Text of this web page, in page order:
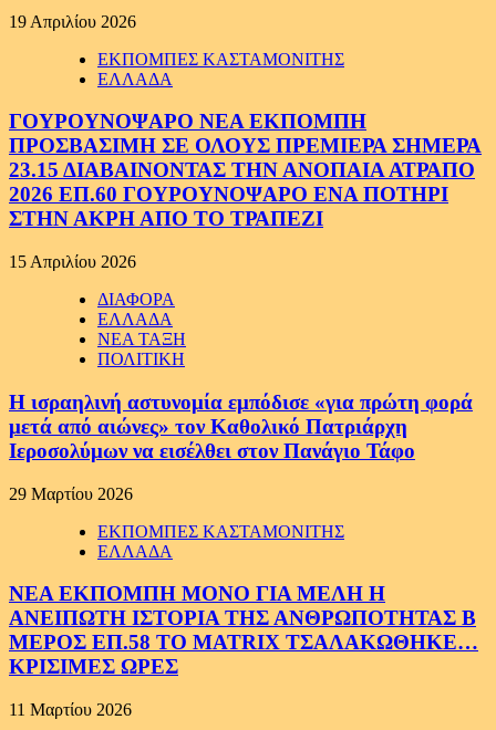
19 Απριλίου 2026
ΕΚΠΟΜΠΕΣ ΚΑΣΤΑΜΟΝΙΤΗΣ
ΕΛΛΑΔΑ
ΓΟΥΡΟΥΝΟΨΑΡΟ ΝΕΑ ΕΚΠΟΜΠΗ
ΠΡΟΣΒΑΣΙΜΗ ΣΕ ΟΛΟΥΣ ΠΡΕΜΙΕΡΑ ΣΗΜΕΡΑ
23.15 ΔΙΑΒΑΙΝΟΝΤΑΣ ΤΗΝ ΑΝΟΠΑΙΑ ΑΤΡΑΠΟ
2026 ΕΠ.60 ΓΟΥΡΟΥΝΟΨΑΡΟ ΕΝΑ ΠΟΤΗΡΙ
ΣΤΗΝ ΑΚΡΗ ΑΠΟ ΤΟ ΤΡΑΠΕΖΙ
15 Απριλίου 2026
ΔΙΑΦΟΡΑ
ΕΛΛΑΔΑ
ΝΕΑ ΤΑΞΗ
ΠΟΛΙΤΙΚΗ
Η ισραηλινή αστυνομία εμπόδισε «για πρώτη φορά
μετά από αιώνες» τον Καθολικό Πατριάρχη
Ιεροσολύμων να εισέλθει στον Πανάγιο Τάφο
29 Μαρτίου 2026
ΕΚΠΟΜΠΕΣ ΚΑΣΤΑΜΟΝΙΤΗΣ
ΕΛΛΑΔΑ
ΝΕΑ ΕΚΠΟΜΠΗ ΜΟΝΟ ΓΙΑ ΜΕΛΗ Η
ΑΝΕΙΠΩΤΗ ΙΣΤΟΡΙΑ ΤΗΣ ΑΝΘΡΩΠΟΤΗΤΑΣ Β
ΜΕΡΟΣ ΕΠ.58 ΤΟ MATRIX ΤΣΑΛΑΚΩΘΗΚΕ…
ΚΡΙΣΙΜΕΣ ΩΡΕΣ
11 Μαρτίου 2026